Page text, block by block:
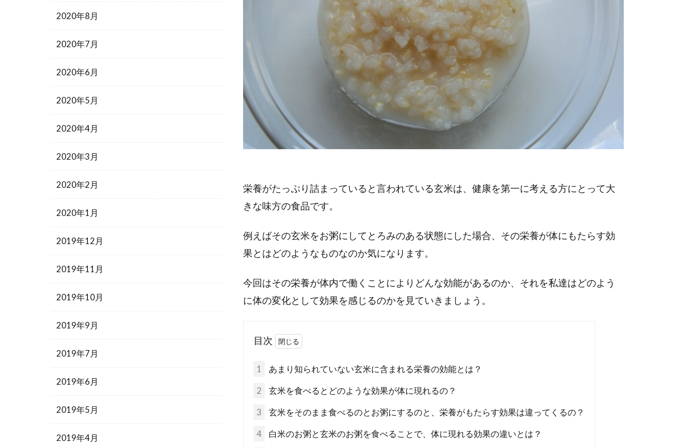
栄養がたっぷり詰まっていると言われている玄米は、健康を第一に考える方にとって大
きな味方の食品です。
例えばその玄米をお粥にしてとろみのある状態にした場合、その栄養が体にもたらす効
果とはどのようなものなのか気になります。
今回はその栄養が体内で働くことによりどんな効能があるのか、それを私達はどのよう
に体の変化として効果を感じるのかを見ていきましょう。
目次
1 あまり知られていない玄米に含まれる栄養の効能とは？
2 玄米を食べるとどのような効果が体に現れるの？
3 玄米をそのまま食べるのとお粥にするのと、栄養がもたらす効果は違ってくるの？
4 白米のお粥と玄米のお粥を食べることで、体に現れる効果の違いとは？
2020年8月
2020年7月
2020年6月
2020年5月
2020年4月
2020年3月
2020年2月
2020年1月
2019年12月
2019年11月
2019年10月
2019年9月
2019年7月
2019年6月
2019年5月
2019年4月